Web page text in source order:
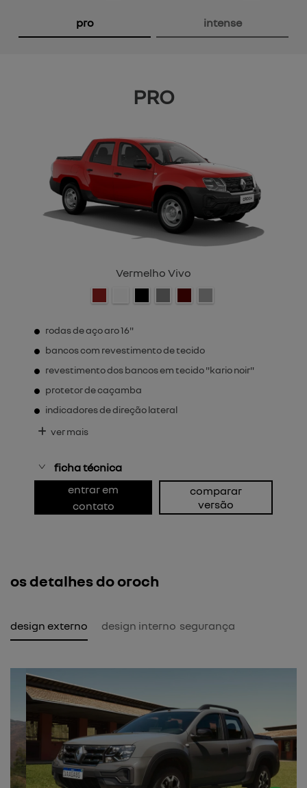
pro intense
PRO
Vermelho Vivo
rodas de aço aro 16"
bancos com revestimento de tecido
revestimento dos bancos em tecido "kario noir"
protetor de caçamba
indicadores de direção lateral
ver mais
ficha técnica
entrar em
contato
comparar
versão
os detalhes do oroch
design externo design interno segurança